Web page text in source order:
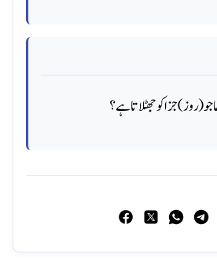
(روز) جزا کو جھٹلاتا ہے؟